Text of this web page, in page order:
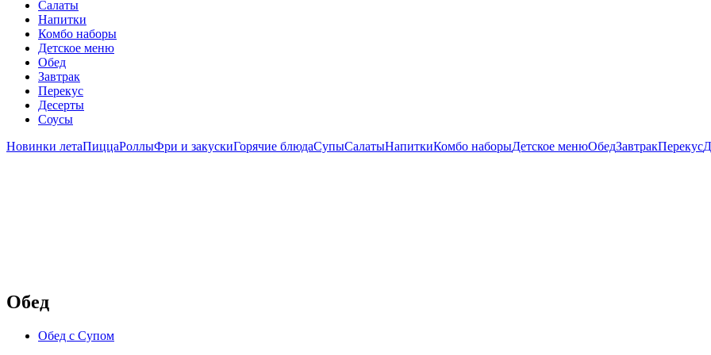
Салаты
Напитки
Комбо наборы
Детское меню
Обед
Завтрак
Перекус
Десерты
Соусы
Новинки летаПиццаРоллыФри и закускиГорячие блюдаСупыСалатыНапиткиКомбо наборыДетское менюОбедЗавтракПерекус
Обед
Обед с Супом